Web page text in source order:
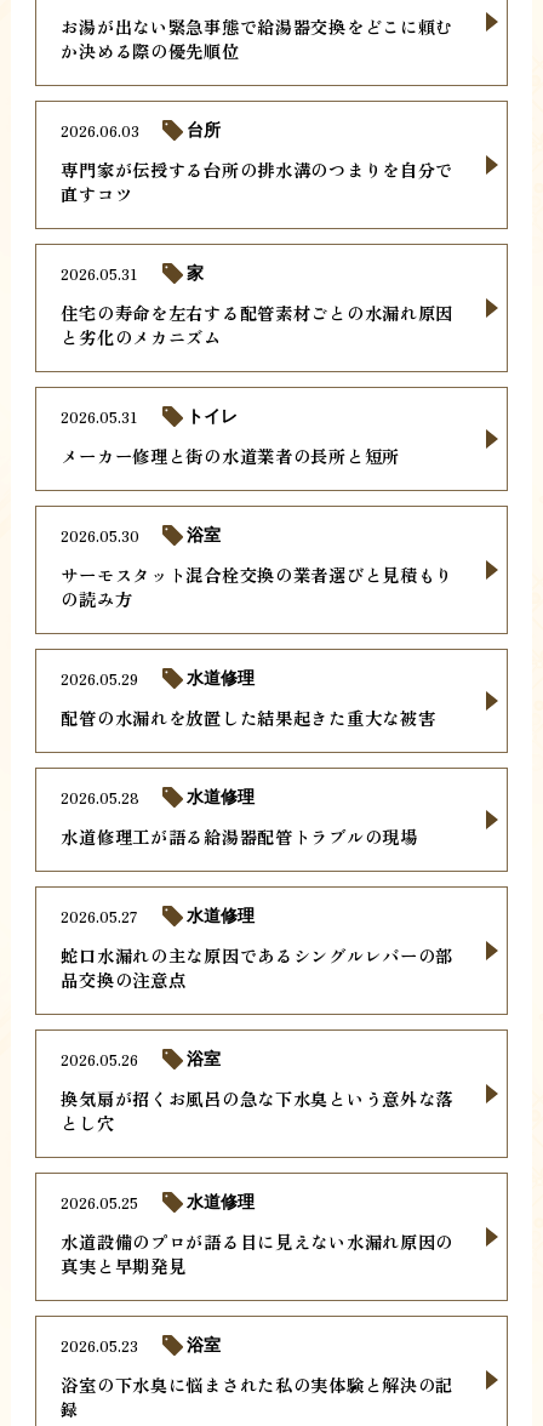
お湯が出ない緊急事態で給湯器交換をどこに頼む
か決める際の優先順位
専門家が伝授する台所の排水溝のつまりを自分で
直すコツ
2026.06.03 台所
住宅の寿命を左右する配管素材ごとの水漏れ原因
と劣化のメカニズム
2026.05.31 家
メーカー修理と街の水道業者の長所と短所
2026.05.31 トイレ
サーモスタット混合栓交換の業者選びと見積もり
の読み方
2026.05.30 浴室
配管の水漏れを放置した結果起きた重大な被害
2026.05.29 水道修理
水道修理工が語る給湯器配管トラブルの現場
2026.05.28 水道修理
蛇口水漏れの主な原因であるシングルレバーの部
品交換の注意点
2026.05.27 水道修理
換気扇が招くお風呂の急な下水臭という意外な落
とし穴
2026.05.26 浴室
水道設備のプロが語る目に見えない水漏れ原因の
真実と早期発見
2026.05.25 水道修理
浴室の下水臭に悩まされた私の実体験と解決の記
録
2026.05.23 浴室